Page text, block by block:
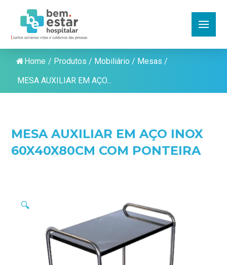
Home / Produtos / Mobiliário / Mesas /
MESA AUXILIAR EM AÇO...
MESA AUXILIAR EM AÇO INOX
60X40X80CM COM PONTEIRA
🔍